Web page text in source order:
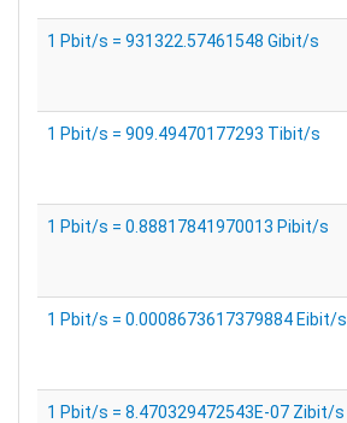
1 Pbit/s = 931322.57461548 Gibit/s
1 Pbit/s = 909.49470177293 Tibit/s
1 Pbit/s = 0.88817841970013 Pibit/s
1 Pbit/s = 0.0008673617379884 Eibit/s
1 Pbit/s = 8.470329472543E-07 Zibit/s